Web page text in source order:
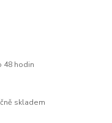
48 hodin
skladem